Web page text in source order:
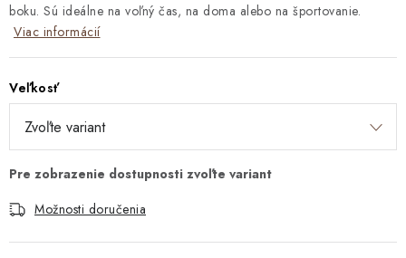
boku. Sú ideálne na voľný čas, na doma alebo na športovanie.
Viac informácií
Veľkosť
Možnosti doručenia